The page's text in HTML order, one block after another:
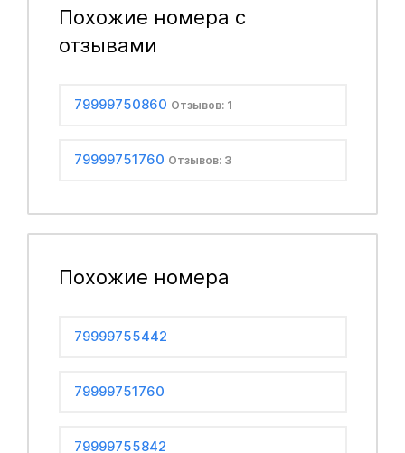
Похожие номера с
отзывами
79999750860 Отзывов: 1
79999751760 Отзывов: 3
Похожие номера
79999755442
79999751760
79999755842